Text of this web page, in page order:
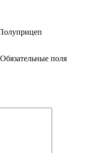
Обязательные поля